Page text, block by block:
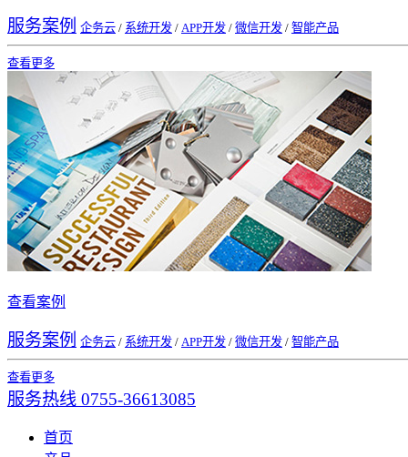
服务案例 企务云 / 系统开发 / APP开发 / 微信开发 / 智能产品
查看更多
查看案例
服务案例 企务云 / 系统开发 / APP开发 / 微信开发 / 智能产品
查看更多
服务热线 0755-36613085
首页